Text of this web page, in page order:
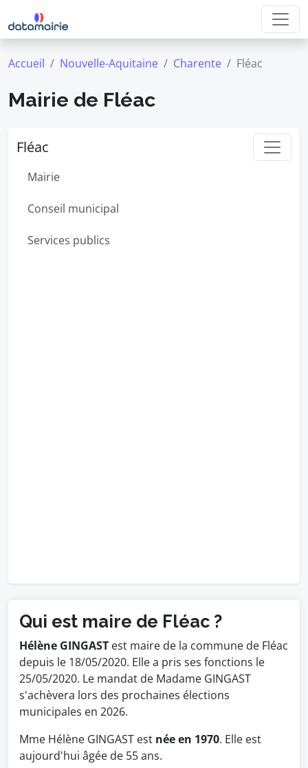
Accueil Nouvelle-Aquitaine Charente Fléac
Mairie de Fléac
Fléac
Mairie
Conseil municipal
Services publics
Qui est maire de Fléac ?
Hélène GINGAST est maire de la commune de Fléac
depuis le 18/05/2020. Elle a pris ses fonctions le
25/05/2020. Le mandat de Madame GINGAST
s'achèvera lors des prochaines élections
municipales en 2026.
Mme Hélène GINGAST est née en 1970. Elle est
aujourd'hui âgée de 55 ans.